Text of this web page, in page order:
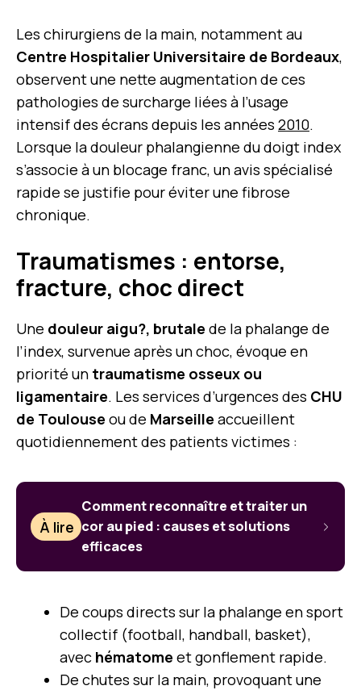
Les chirurgiens de la main, notamment au
Centre Hospitalier Universitaire de Bordeaux,
observent une nette augmentation de ces
pathologies de surcharge liées à l’usage
intensif des écrans depuis les années 2010.
Lorsque la douleur phalangienne du doigt index
s’associe à un blocage franc, un avis spécialisé
rapide se justifie pour éviter une fibrose
chronique.
Traumatismes : entorse,
fracture, choc direct
Une douleur aigu?, brutale de la phalange de
l’index, survenue après un choc, évoque en
priorité un traumatisme osseux ou
ligamentaire. Les services d’urgences des CHU
de Toulouse ou de Marseille accueillent
quotidiennement des patients victimes :
À lire
Comment reconnaître et traiter un
cor au pied : causes et solutions
efficaces
De coups directs sur la phalange en sport
collectif (football, handball, basket),
avec hématome et gonflement rapide.
De chutes sur la main, provoquant une